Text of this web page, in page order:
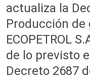
actualiza la
Producción
ECOPETROL
de lo previsto
Decreto 2687